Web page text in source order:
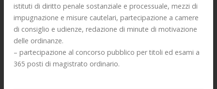
istituti di diritto penale sostanziale e processuale, mezzi di
impugnazione e misure cautelari, partecipazione a camere
di consiglio e udienze, redazione di minute di motivazione
delle ordinanze.
– partecipazione al concorso pubblico per titoli ed esami a
365 posti di magistrato ordinario.